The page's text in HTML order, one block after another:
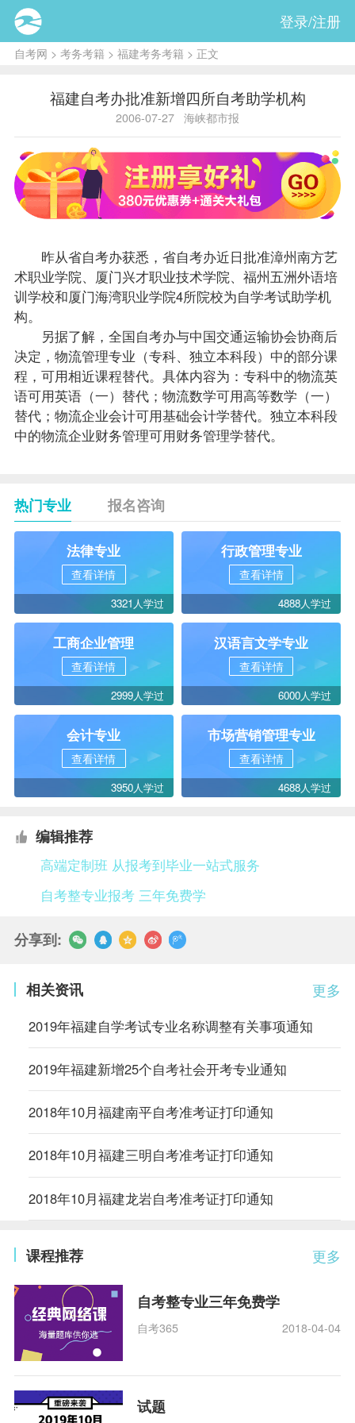
登录/注册
自考网 > 考务考籍 > 福建考务考籍 > 正文
福建自考办批准新增四所自考助学机构
2006-07-27 海峡都市报
昨从省自考办获悉，省自考办近日批准漳州南方艺
术职业学院、厦门兴才职业技术学院、福州五洲外语培
训学校和厦门海湾职业学院4所院校为自学考试助学机
构。
另据了解，全国自考办与中国交通运输协会协商后
决定，物流管理专业（专科、独立本科段）中的部分课
程 ，可用相近课程替代。具体内容为：专科中的物流英
语可用英语（一） 替代；物流数学可用高等数学（一）
替代；物流企业会计可用基础会计学替代。独立本科段
中的物流企业财务管理可用财务管理学替代。
热门专业 报名咨询
法律专业
查看详情
3321人学过
行政管理专业
查看详情
4888人学过
工商企业管理
查看详情
2999人学过
汉语言文学专业
查看详情
6000人学过
会计专业
查看详情
3950人学过
市场营销管理专业
查看详情
4688人学过
编辑推荐
高端定制班 从报考到毕业一站式服务
自考整专业报考 三年免费学
分享到:
更多
相关资讯
2019年福建自学考试专业名称调整有关事项通知
2019年福建新增25个自考社会开考专业通知
2018年10月福建南平自考准考证打印通知
2018年10月福建三明自考准考证打印通知
2018年10月福建龙岩自考准考证打印通知
更多
课程推荐
自考整专业三年免费学
自考365 2018-04-04
试题